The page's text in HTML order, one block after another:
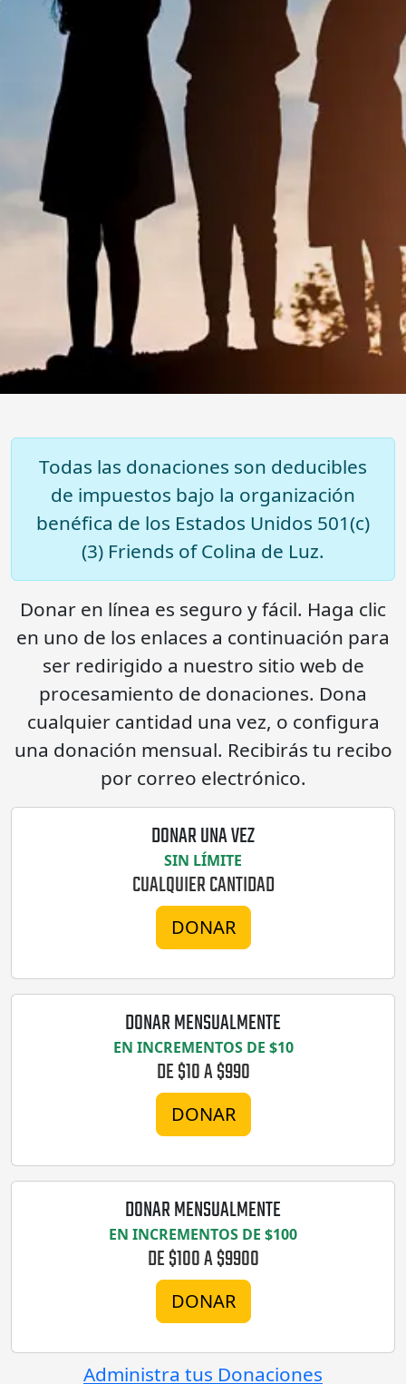
Todas las donaciones son deducibles
de impuestos bajo la organización
benéfica de los Estados Unidos 501(c)
(3) Friends of Colina de Luz.
Donar en línea es seguro y fácil. Haga clic
en uno de los enlaces a continuación para
ser redirigido a nuestro sitio web de
procesamiento de donaciones. Dona
cualquier cantidad una vez, o configura
una donación mensual. Recibirás tu recibo
por correo electrónico.
DONAR UNA VEZ
SIN LÍMITE
CUALQUIER CANTIDAD
DONAR
DONAR MENSUALMENTE
EN INCREMENTOS DE $10
DE $10 A $990
DONAR
DONAR MENSUALMENTE
EN INCREMENTOS DE $100
DE $100 A $9900
DONAR
Administra tus Donaciones